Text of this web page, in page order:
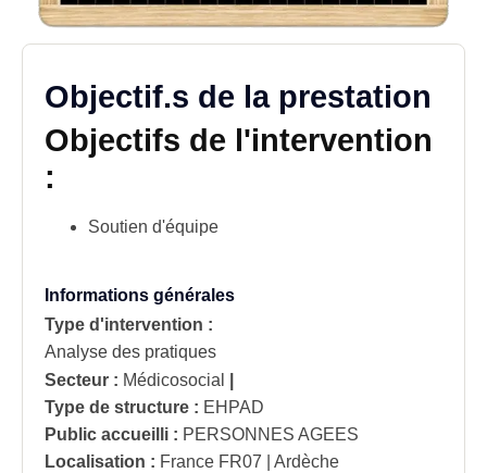
Objectif.s de la prestation
Objectifs de l'intervention
:
Soutien d'équipe
Informations générales
Type d'intervention :
Analyse des pratiques
Secteur : Médicosocial
Type de structure : EHPAD
Public accueilli : PERSONNES AGEES
Localisation : France FR07 | Ardèche